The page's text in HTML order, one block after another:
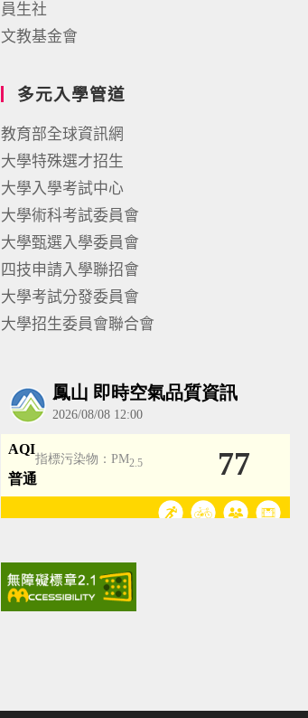
員生社
文教基金會
多元入學管道
教育部全球資訊網
大學特殊選才招生
大學入學考試中心
大學術科考試委員會
大學甄選入學委員會
四技申請入學聯招會
大學考試分發委員會
大學招生委員會聯合會